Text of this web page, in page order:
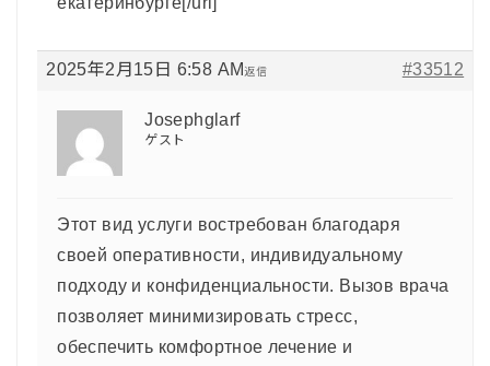
2025年2月15日 6:58 AM #33512
返信
Josephglarf
ゲスト
Этот вид услуги востребован благодаря
своей оперативности, индивидуальному
подходу и конфиденциальности. Вызов врача
позволяет минимизировать стресс,
обеспечить комфортное лечение и